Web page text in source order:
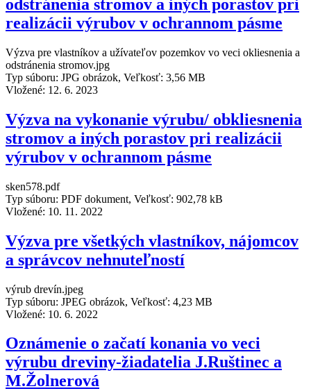
odstránenia stromov a iných porastov pri
realizácii výrubov v ochrannom pásme
Výzva pre vlastníkov a užívateľov pozemkov vo veci okliesnenia a
odstránenia stromov.jpg
Typ súboru: JPG obrázok, Veľkosť: 3,56 MB
Vložené: 12. 6. 2023
Výzva na vykonanie výrubu/ obkliesnenia
stromov a iných porastov pri realizácii
výrubov v ochrannom pásme
sken578.pdf
Typ súboru: PDF dokument, Veľkosť: 902,78 kB
Vložené: 10. 11. 2022
Výzva pre všetkých vlastníkov, nájomcov
a správcov nehnuteľností
výrub drevín.jpeg
Typ súboru: JPEG obrázok, Veľkosť: 4,23 MB
Vložené: 10. 6. 2022
Oznámenie o začatí konania vo veci
výrubu dreviny-žiadatelia J.Ruštinec a
M.Žolnerová